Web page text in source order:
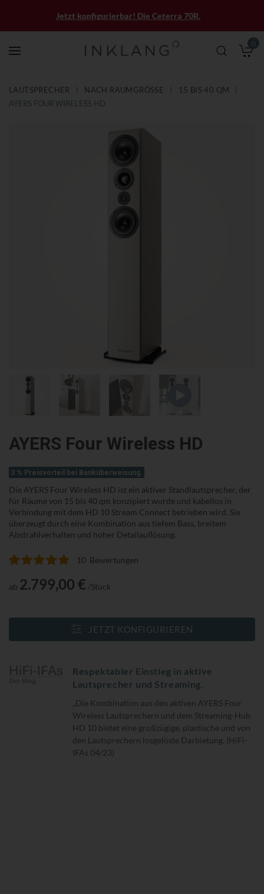
0
Jetzt konfigurierbar! Die Ceterra 70R.
LAUTSPRECHER NACH RAUMGRÖSSE
15 BIS 40 QM
AYERS FOUR WIRELESS HD
AYERS Four Wireless HD
3 % Preisvorteil bei Banküberweisung.
Die AYERS Four Wireless HD ist ein aktiver Standlautsprecher, der
für Räume von 15 bis 40 qm konzipiert wurde und kabellos in
Verbindung mit dem HD 10 Stream Connect betrieben wird. Sie
überzeugt durch eine Kombination aus tiefem Bass, breitem
Abstrahlverhalten und hoher Detailauflösung.
Bewertung: 10 Bewertungen
ab 2.799,00 € /Stück
JETZT KONFIGURIEREN
Respektabler Einstieg in aktive
Lautsprecher und Streaming.
„Die Kombination aus den aktiven AYERS Four
Wireless Lautsprechern und dem Streaming-Hub
HD 10 bietet eine großzügige, plastische und von
den Lautsprechern losgelöste Darbietung. (HiFi-
IFAs 04/23)